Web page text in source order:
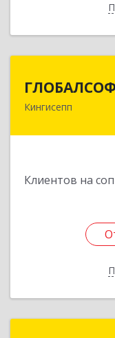
Кингисепп
Клиентов на
188485,